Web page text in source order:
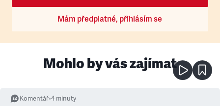
Mám předplatné, přihlásím se
Mohlo by vás zajímat
Komentář•4 minuty